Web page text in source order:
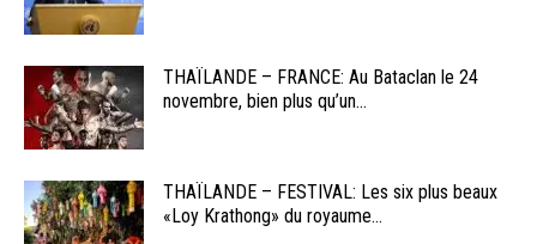
THAÏLANDE – FRANCE: Au Bataclan le 24
novembre, bien plus qu’un...
THAÏLANDE – FESTIVAL: Les six plus beaux
«Loy Krathong» du royaume...